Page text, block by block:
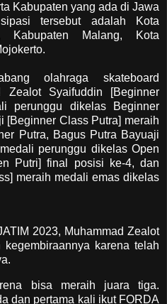
Kabupaten yang ada di Jawa
tersebut adalah Kota
Kabupaten Malang, Kota
olahraga skateboard
Zealot Syaifuddin [Beginner
perunggu dikelas Beginner
[Beginner Class Putra] meraih
Putra, Bagus Putra Bayuaji
perunggu dikelas Open
Putri] final posisi ke-4, dan
meraih medali emas dikelas
2023, Muhammad Zealot
karena telah
bisa meraih juara tiga.
dan pertama kali ikut FORDA